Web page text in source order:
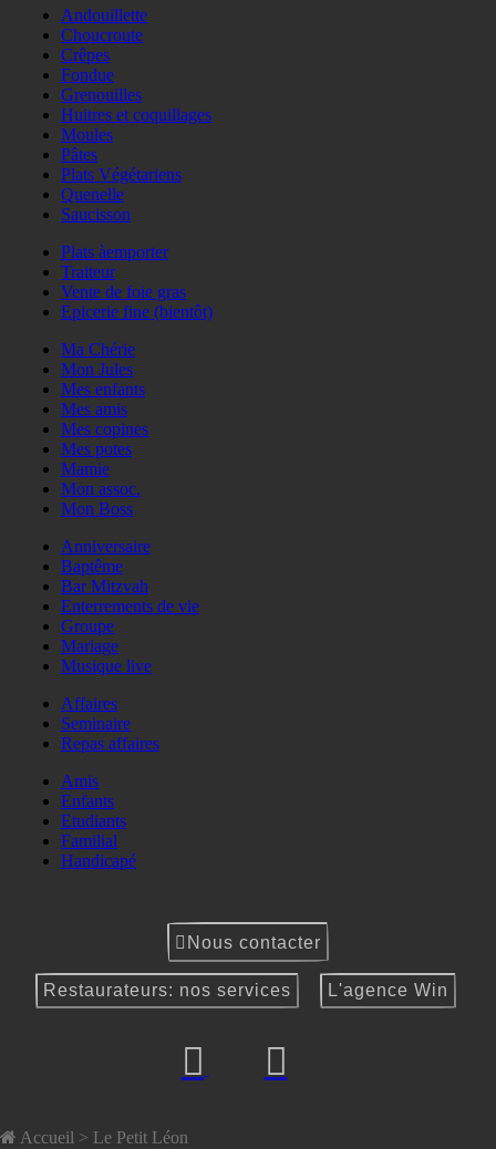
Andouillette
Choucroute
Crêpes
Fondue
Grenouilles
Huitres et coquillages
Moules
Pâtes
Plats Végétariens
Quenelle
Saucisson
Plats àemporter
Traiteur
Vente de foie gras
Epicerie fine (bientôt)
Ma Chérie
Mon Jules
Mes enfants
Mes amis
Mes copines
Mes potes
Mamie
Mon assoc.
Mon Boss
Anniversaire
Baptême
Bar Mitzvah
Enterrements de vie
Groupe
Mariage
Musique live
Affaires
Seminaire
Repas affaires
Amis
Enfants
Etudiants
Familial
Handicapé
Nous contacter
Restaurateurs: nos services L'agence Win
Accueil > Le Petit Léon